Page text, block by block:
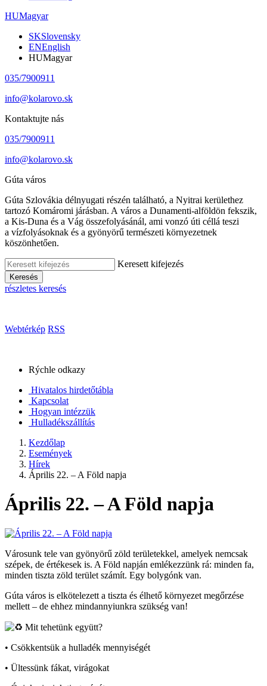
HUMagyar
SKSlovensky
ENEnglish
HUMagyar
035/7900911
info@kolarovo.sk
Kontaktujte nás
035/7900911
info@kolarovo.sk
Gúta város
Gúta Szlovákia délnyugati részén található, a Nyitrai kerülethez
tartozó Komáromi járásban. A város a Dunamenti-alföldön fekszik,
a Kis-Duna és a Vág összefolyásánál, ami vonzó úti céllá teszi
a vízfolyásoknak és a gyönyörű természeti környezetnek
köszönhetően.
Keresett kifejezés
Keresés
részletes keresés
Webtérkép RSS
Rýchle odkazy
Hivatalos hirdetőtábla
Kapcsolat
Hogyan intézzük
Hulladékszállítás
Kezdőlap
Események
Hírek
Április 22. – A Föld napja
Április 22. – A Föld napja
Városunk tele van gyönyörű zöld területekkel, amelyek nemcsak
szépek, de értékesek is. A Föld napján emlékezzünk rá: minden fa,
minden tiszta zöld terület számít. Egy bolygónk van.
Gúta város is elkötelezett a tiszta és élhető környezet megőrzése
mellett – de ehhez mindannyiunkra szükség van!
Mit tehetünk együtt?
• Csökkentsük a hulladék mennyiségét
• Ültessünk fákat, virágokat